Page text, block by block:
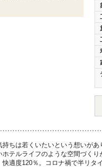
持ちは若くいたいという想いが
ホテルライフのような空間づく
快適度120％。コロナ禍で半リタ